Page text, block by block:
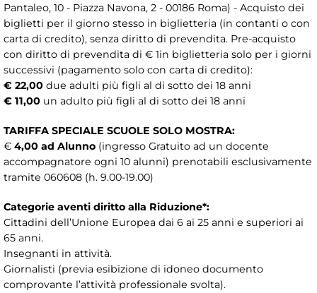
Pantaleo, 10 - Piazza Navona, 2 - 00186 Roma) - Acquisto dei
biglietti per il giorno stesso in biglietteria (in contanti o con
carta di credito), senza diritto di prevendita. Pre-acquisto
con diritto di prevendita di € 1in biglietteria solo per i giorni
successivi (pagamento solo con carta di credito):
€ 22,00 due adulti più figli al di sotto dei 18 anni
€ 11,00 un adulto più figli al di sotto dei 18 anni
TARIFFA SPECIALE SCUOLE SOLO MOSTRA:
€ 4,00 ad Alunno (ingresso Gratuito ad un docente
accompagnatore ogni 10 alunni) prenotabili esclusivamente
tramite 060608 (h. 9.00-19.00)
Categorie aventi diritto alla Riduzione*:
Cittadini dell’Unione Europea dai 6 ai 25 anni e superiori ai
65 anni.
Insegnanti in attività.
Giornalisti (previa esibizione di idoneo documento
comprovante l’attività professionale svolta).